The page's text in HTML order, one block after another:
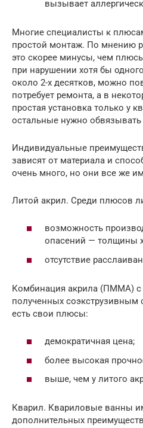
вызывает
Многие специалисты к
простой монтаж. По мнению
это скорее минусы, чем
при нарушении хотя бы
около 2-х десятков, можно
потребует ремонта, а в
простая установка только у
остальные нужно обвязывать
Индивидуальные
зависят от материала и
очень много, но они все же
Литой акрил. Среди плюсов
возможность
опасений — толщины
отсутствие
Комбинация акрила (ПММА) с
полученных
есть свои плюсы:
демократичная цена;
более высокая
выше, чем у литого
Кварил. Квариловые ванны
дополнительных